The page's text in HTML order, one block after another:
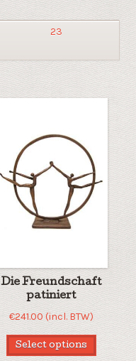
23
Die Freundschaft
patiniert
€241.00 (incl. BTW)
Select options